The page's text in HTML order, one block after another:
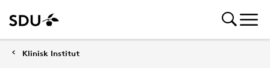
Klinisk Institut